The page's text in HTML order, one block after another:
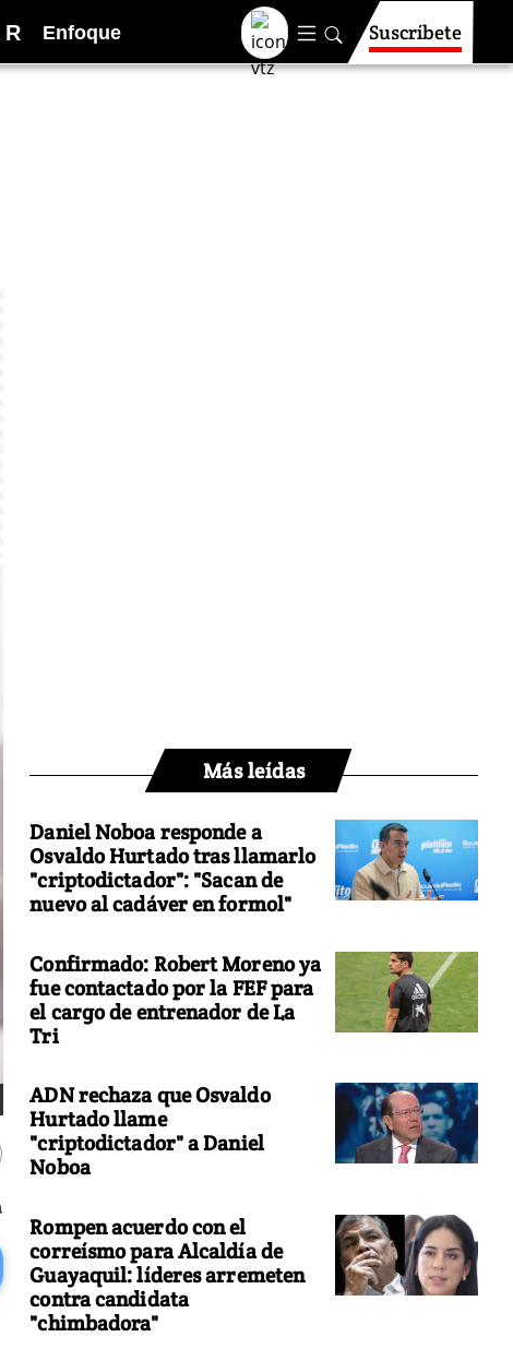
R Enfoque Suscríbete
Más leídas
Daniel Noboa responde a
Osvaldo Hurtado tras llamarlo
"criptodictador": "Sacan de
nuevo al cadáver en formol"
Confirmado: Robert Moreno ya
fue contactado por la FEF para
el cargo de entrenador de La
Tri
ADN rechaza que Osvaldo
Hurtado llame
"criptodictador" a Daniel
Noboa
Rompen acuerdo con el
correísmo para Alcaldía de
Guayaquil: líderes arremeten
contra candidata
"chimbadora"